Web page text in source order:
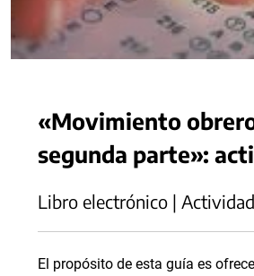
«Movimiento
segunda parte»:
Libro electrónico |
El propósito de esta guía es